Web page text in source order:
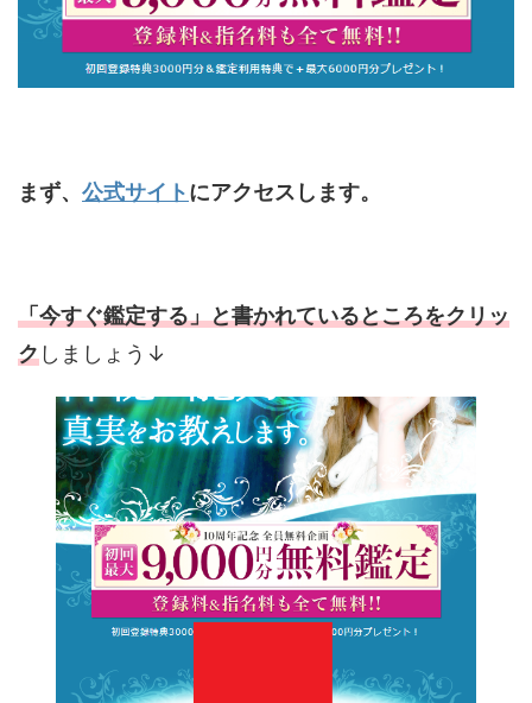
まず、 公式サイトにアクセスします。
「今すぐ鑑定する」と書かれているところをクリッ
クしましょう↓